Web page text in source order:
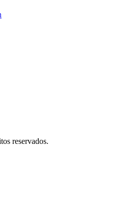
reservados.